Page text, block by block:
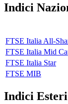
Indici
FTSE Italia All-
FTSE Italia Mid
FTSE Italia Star
FTSE MIB
Indici Esteri